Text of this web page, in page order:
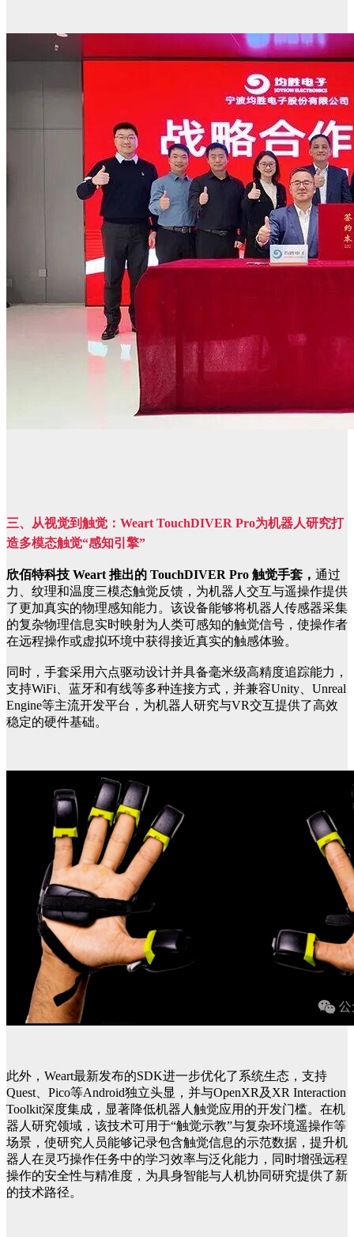
三、 从视觉到触觉：Weart TouchDIVER Pro为机器人研究打
造多模态触觉“感知引擎”
欣佰特科技 Weart 推出的 TouchDIVER Pro 触觉手套， 通过
力、纹理和温度三模态触觉反馈，为机器人交互与遥操作提供
了更加真实的物理感知能力。该设备能够将机器人传感器采集
的复杂物理信息实时映射为人类可感知的触觉信号，使操作者
在远程操作或虚拟环境中获得接近真实的触感体验。
同时，手套采用六点驱动设计并具备毫米级高精度追踪能力，
支持WiFi、蓝牙和有线等多种连接方式，并兼容Unity、Unreal
Engine等主流开发平台，为机器人研究与VR交互提供了高效
稳定的硬件基础。
此外，Weart最新发布的SDK进一步优化了系统生态，支持
Quest、Pico等Android独立头显，并与OpenXR及XR Interaction
Toolkit深度集成，显著降低机器人触觉应用的开发门槛。在机
器人研究领域，该技术可用于“触觉示教”与复杂环境遥操作等
场景，使研究人员能够记录包含触觉信息的示范数据，提升机
器人在灵巧操作任务中的学习效率与泛化能力，同时增强远程
操作的安全性与精准度，为具身智能与人机协同研究提供了新
的技术路径。